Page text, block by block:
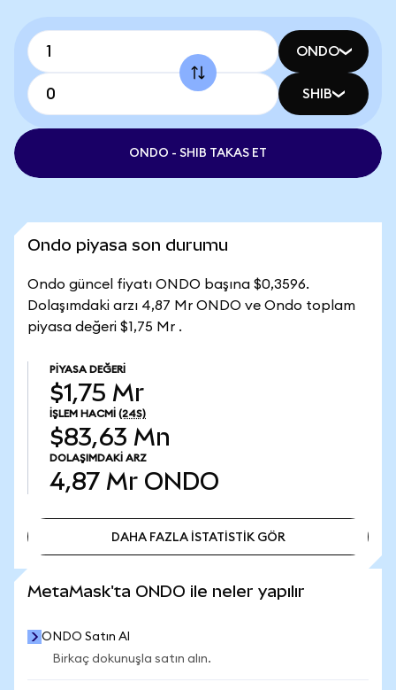
ONDO
SHIB
ONDO - SHIB TAKAS ET
Ondo piyasa son durumu
Ondo güncel fiyatı ONDO başına $0,3596.
Dolaşımdaki arzı 4,87 Mr ONDO ve Ondo toplam
piyasa değeri $1,75 Mr .
PIYASA DEĞERI
$1,75 Mr
İŞLEM HACMI (24S)
$83,63 Mn
DOLAŞIMDAKI ARZ
4,87 Mr ONDO
DAHA FAZLA İSTATİSTİK GÖR
MetaMask'ta ONDO ile neler yapılır
ONDO Satın Al
Birkaç dokunuşla satın alın.